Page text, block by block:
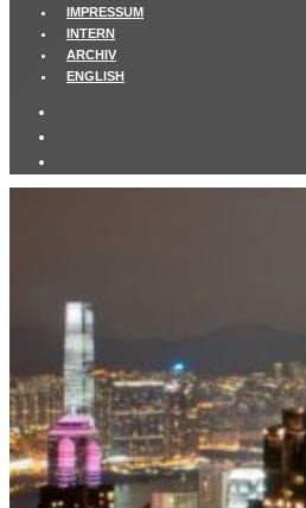
IMPRESSUM
INTERN
ARCHIV
ENGLISH